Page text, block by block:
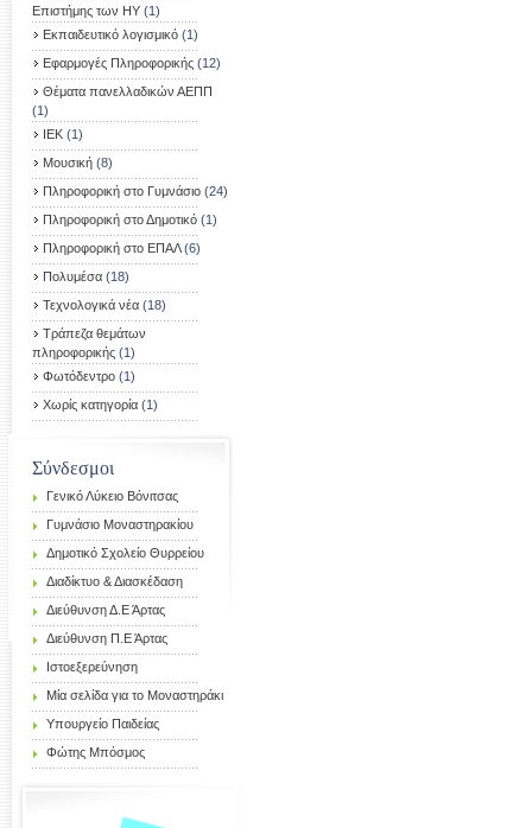
Επιστήμης των ΗΥ (1)
Εκπαιδευτικό λογισμικό (1)
Εφαρμογές Πληροφορικής (12)
Θέματα πανελλαδικών ΑΕΠΠ
(1)
ΙΕΚ (1)
Μουσική (8)
Πληροφορική στο Γυμνάσιο (24)
Πληροφορική στο Δημοτικό (1)
Πληροφορική στο ΕΠΑΛ(6)
Πολυμέσα (18)
Τεχνολογικά νέα (18)
Τράπεζα θεμάτων
πληροφορικής (1)
Φωτόδεντρο (1)
Χωρίς κατηγορία (1)
Σύνδεσμοι
Γενικό Λύκειο Βόνιτσας
Γυμνάσιο Μοναστηρακίου
Δημοτικό Σχολείο Θυρρείου
Διαδίκτυο & Διασκέδαση
Διεύθυνση Δ.Ε Άρτας
Διεύθυνση Π.Ε Άρτας
Ιστοεξερεύνηση
Μία σελίδα για το Μοναστηράκι
Υπουργείο Παιδείας
Φώτης Μπόσμος